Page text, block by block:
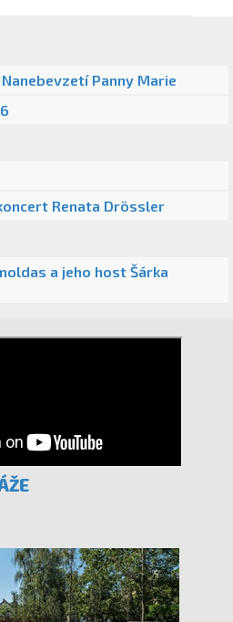
Panny Marie
Renata Drössler
a jeho host Šárka